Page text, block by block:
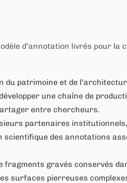
d’annotation livrés pour la
du patrimoine et de
une chaîne de
entre chercheurs.
partenaires
des annotations
gravés conservés
surfaces pierreuses